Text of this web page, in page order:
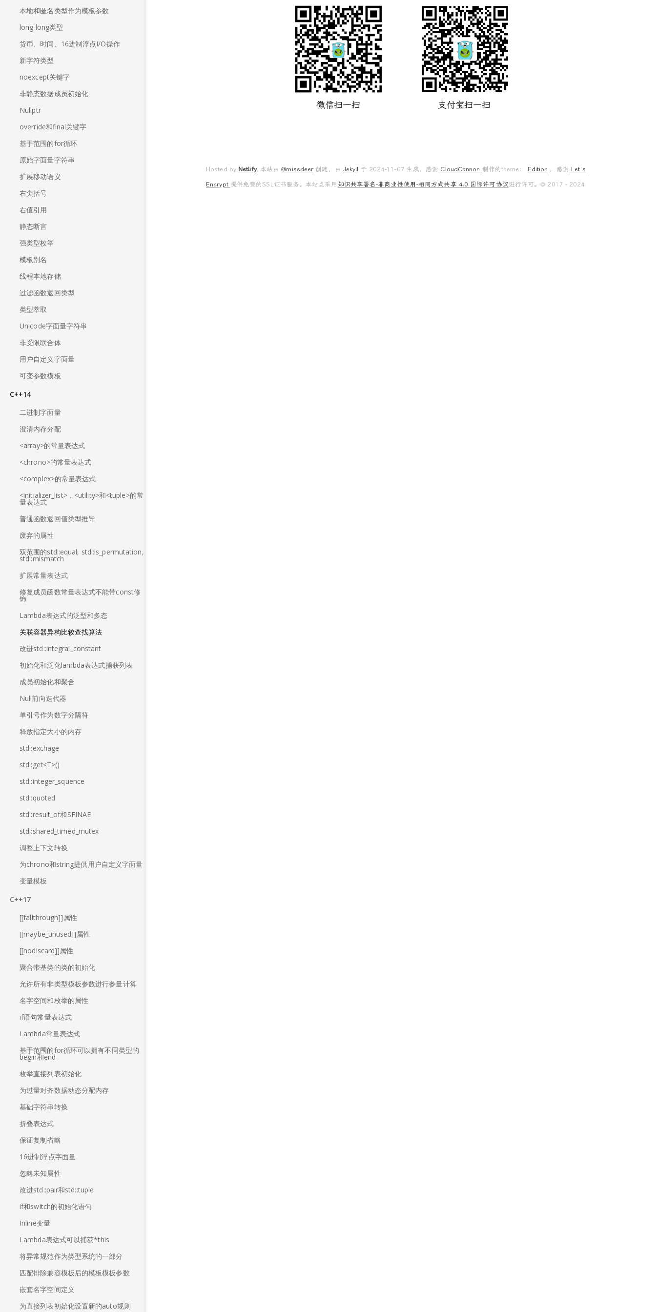
本地和匿名类型作为模板参数
long long类型
货币、时间、16进制浮点I/O操作
新字符类型
noexcept关键字
非静态数据成员初始化
Nullptr
override和final关键字
基于范围的for循环
原始字面量字符串
扩展移动语义
右尖括号
右值引用
静态断言
强类型枚举
模板别名
线程本地存储
过滤函数返回类型
类型萃取
Unicode字面量字符串
非受限联合体
用户自定义字面量
可变参数模板
C++14
二进制字面量
澄清内存分配
<array>的常量表达式
<chrono>的常量表达式
<complex>的常量表达式
<initializer_list>，<utility>和<tuple>的常
量表达式
普通函数返回值类型推导
废弃的属性
双范围的std::equal, std::is_permutation,
std::mismatch
扩展常量表达式
修复成员函数常量表达式不能带const修
饰
Lambda表达式的泛型和多态
关联容器异构比较查找算法
改进std::integral_constant
初始化和泛化lambda表达式捕获列表
成员初始化和聚合
Null前向迭代器
单引号作为数字分隔符
释放指定大小的内存
std::exchage
std::get<T>()
std::integer_squence
std::quoted
std::result_of和SFINAE
std::shared_timed_mutex
调整上下文转换
为chrono和string提供用户自定义字面量
变量模板
C++17
[[fallthrough]]属性
[[maybe_unused]]属性
[[nodiscard]]属性
聚合带基类的类的初始化
允许所有非类型模板参数进行参量计算
名字空间和枚举的属性
if语句常量表达式
Lambda常量表达式
基于范围的for循环可以拥有不同类型的
begin和end
枚举直接列表初始化
为过量对齐数据动态分配内存
基础字符串转换
折叠表达式
保证复制省略
16进制浮点字面量
忽略未知属性
改进std::pair和std::tuple
if和switch的初始化语句
Inline变量
Lambda表达式可以捕获*this
将异常规范作为类型系统的一部分
匹配排除兼容模板后的模板模板参数
嵌套名字空间定义
为直接列表初始化设置新的auto规则
微信扫一扫 支付宝扫一扫
Hosted by Netlify, 本站由@missdeer 创建，由 Jekyll 于 2024-11-07 生成，感谢 CloudCannon 制作的theme： Edition ，感谢 Let's
Encrypt 提供免费的SSL证书服务。本站点采用 知识共享署名-非商业性使用-相同方式共享 4.0 国际许可协议进行许可。© 2017 - 2024